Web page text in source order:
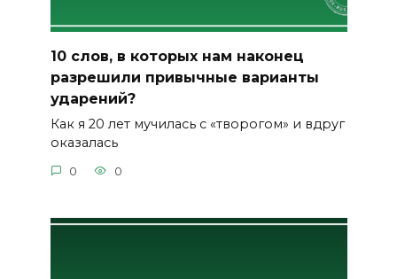
10 слов, в которых нам наконец
разрешили привычные варианты
ударений?
Как я 20 лет мучилась с «творогом» и вдруг
оказалась
0 0